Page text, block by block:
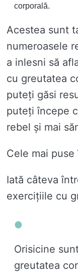
corporală.
Acestea sunt
numeroasele
a inlesni să
cu greutatea
puteți găsi
puteți începe
rebel și mai
Cele mai puse
Iată câteva
exercițiile cu
Orisicine
greutatea